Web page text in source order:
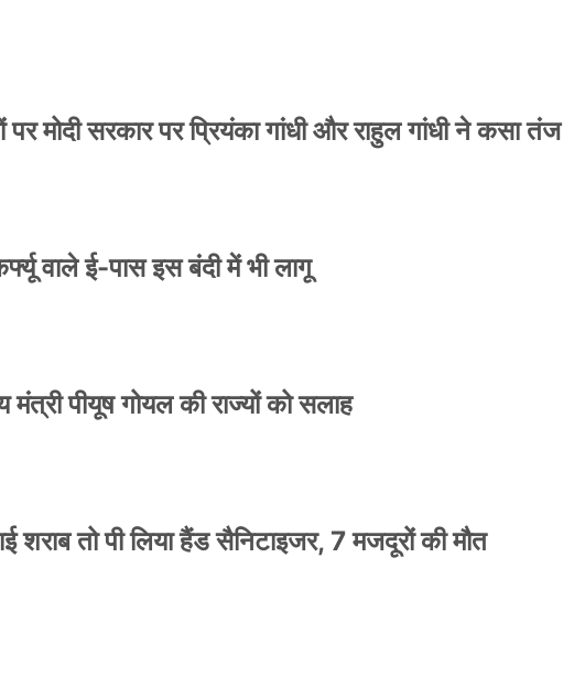
पर मोदी सरकार पर प्रियंका गांधी और राहुल गांधी ने कसा तंज
वाले ई-पास इस बंदी में भी लागू
पीयूष गोयल की राज्यों को सलाह
शराब तो पी लिया हैंड सैनिटाइजर, 7 मजदूरों की मौत